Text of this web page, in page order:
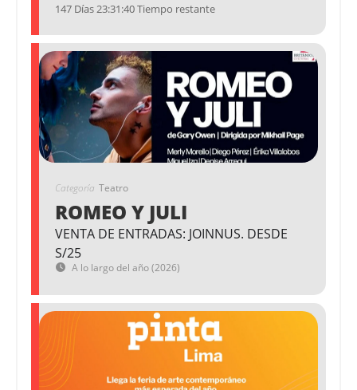
147 Días 23:31:40 Tiempo restante
Categoría Teatro
ROMEO Y JULI
VENTA DE ENTRADAS: JOINNUS. DESDE
S/25
A lo largo del año (2026)